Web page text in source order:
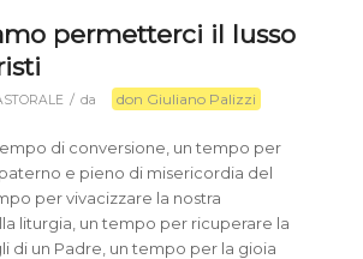
permetterci il lusso
/ da don Giuliano Palizzi
di conversione, un tempo per
e pieno di misericordia del
per vivacizzare la nostra
liturgia, un tempo per ricuperare la
di un Padre, un tempo per la gioia